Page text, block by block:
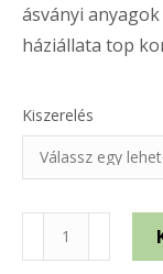
ásványi
háziállata top
Kiszerelés
Versele-
Laga